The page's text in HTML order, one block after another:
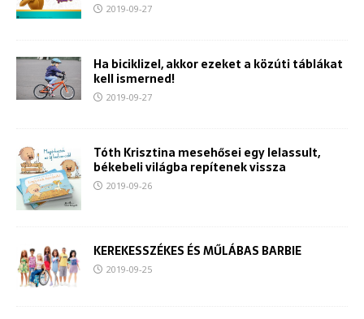
2019-09-27
Ha biciklizel, akkor ezeket a közúti táblákat
kell ismerned!
2019-09-27
Tóth Krisztina mesehősei egy lelassult,
békebeli világba repítenek vissza
2019-09-26
KEREKESSZÉKES ÉS MŰLÁBAS BARBIE
2019-09-25